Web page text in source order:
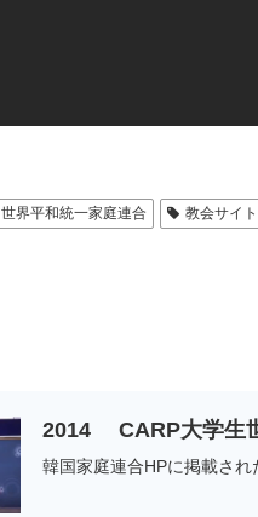
世界平和統一家庭連合 教会サイト
2014 CARP大学生
韓国家庭連合HPに掲載さ